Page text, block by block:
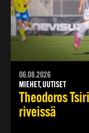
06.08.2026
MIEHET, UUTISET
Theodoros
riveissä